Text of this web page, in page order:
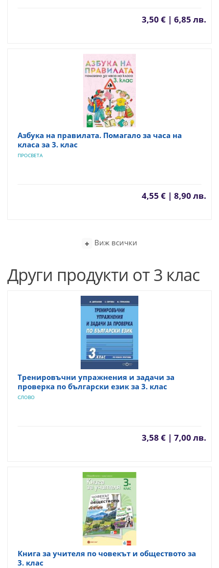
3,50 € | 6,85 лв.
Азбука на правилата. Помагало за часа на
класа за 3. клас
ПРОСВЕТА
4,55 € | 8,90 лв.
Виж всички
Други продукти от 3 клас
Тренировъчни упражнения и задачи за
проверка по български език за 3. клас
СЛОВО
3,58 € | 7,00 лв.
Книга за учителя по човекът и обществото за
3. клас